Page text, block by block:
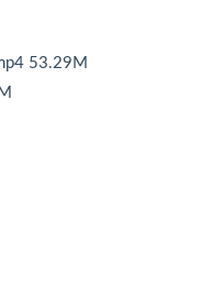
53.29M